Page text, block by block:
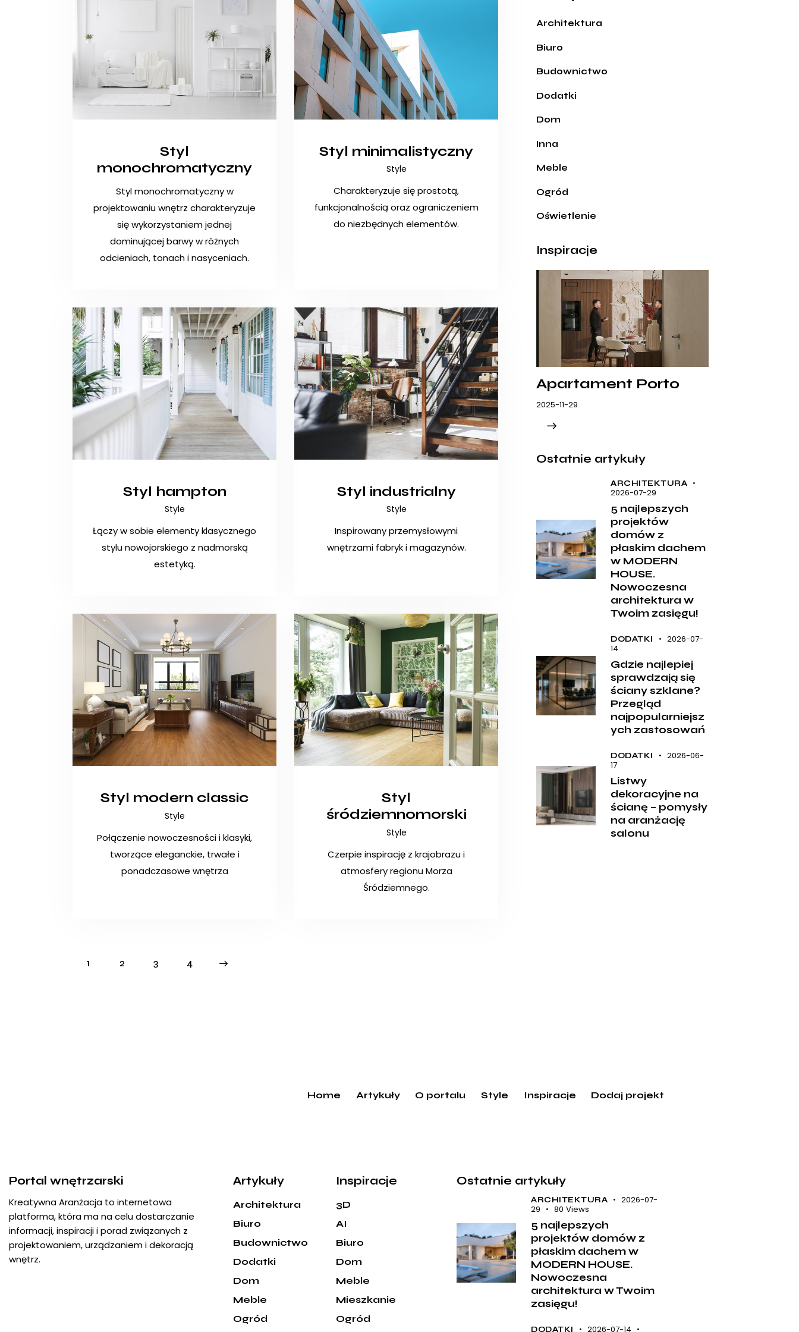
Styl
monochromatyczny
Styl monochromatyczny w
projektowaniu wnętrz charakteryzuje
się wykorzystaniem jednej
dominującej barwy w różnych
odcieniach, tonach i nasyceniach.
Styl minimalistyczny
Style
Charakteryzuje się prostotą,
funkcjonalnością oraz ograniczeniem
do niezbędnych elementów.
Styl hampton
Style
Łączy w sobie elementy klasycznego
stylu nowojorskiego z nadmorską
estetyką.
Styl industrialny
Style
Inspirowany przemysłowymi
wnętrzami fabryk i magazynów.
Styl modern classic
Style
Połączenie nowoczesności i klasyki,
tworzące eleganckie, trwałe i
ponadczasowe wnętrza
Styl
śródziemnomorski
Style
Czerpie inspirację z krajobrazu i
atmosfery regionu Morza
Śródziemnego.
1 2 3 4
Architektura
Biuro
Budownictwo
Dodatki
Dom
Inna
Meble
Ogród
Oświetlenie
Inspiracje
Apartament Porto
2025-11-29
Ostatnie artykuły
ARCHITEKTURA
2026-07-29
5 najlepszych
projektów
domów z
płaskim dachem
w MODERN
HOUSE.
Nowoczesna
architektura w
Twoim zasięgu!
DODATKI
2026-07-
14
Gdzie najlepiej
sprawdzają się
ściany szklane?
Przegląd
najpopularniejsz
ych zastosowań
DODATKI
2026-06-
17
Listwy
dekoracyjne na
ścianę – pomysły
na aranżację
salonu
Home Artykuły O portalu Style Inspiracje Dodaj projekt
Portal wnętrzarski
Kreatywna Aranżacja to internetowa
platforma, która ma na celu dostarczanie
informacji, inspiracji i porad związanych z
projektowaniem, urządzaniem i dekoracją
wnętrz.
Artykuły
Architektura
Biuro
Budownictwo
Dodatki
Dom
Meble
Ogród
Inspiracje
3D
AI
Biuro
Dom
Meble
Mieszkanie
Ogród
Ostatnie artykuły
ARCHITEKTURA
2026-07-
29
80 Views
5 najlepszych
projektów domów z
płaskim dachem w
MODERN HOUSE.
Nowoczesna
architektura w Twoim
zasięgu!
DODATKI 2026-07-14